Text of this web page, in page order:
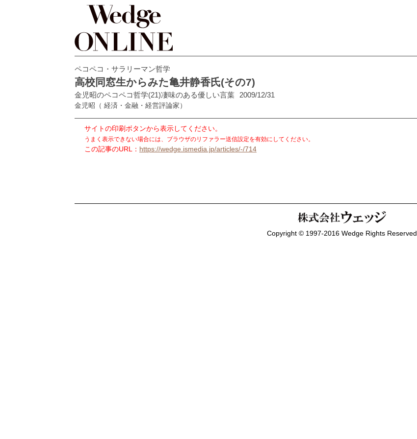
ペコペコ・サラリーマン哲学
高校同窓生からみた亀井静香氏(その7)
金児昭のペコペコ哲学(21)凄味のある優しい言葉 2009/12/31
金児昭 （ 経済・金融・経営評論家）
サイトの印刷ボタンから表示してください。
うまく表示できない場合には、ブラウザのリファラー送信設定を有効にしてください。
この記事のURL： https://wedge.ismedia.jp/articles/-/714
Copyright © 1997-2016 Wedge Rights Reserved